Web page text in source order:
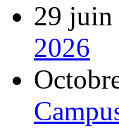
29 juin
2026